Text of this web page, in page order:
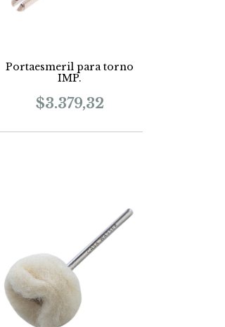
Portaesmeril para torno
IMP.
$3.379,32